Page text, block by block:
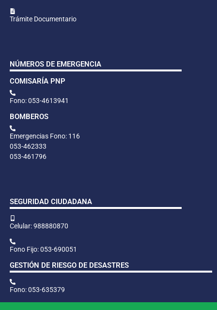
Trámite Documentario
NÚMEROS DE EMERGENCIA
COMISARÍA PNP
Fono: 053-4613941
BOMBEROS
Emergencias Fono: 116
053-462333
053-461796
SEGURIDAD CIUDADANA
Celular: 988880870
Fono Fijo: 053-690051
GESTIÓN DE RIESGO DE DESASTRES
Fono: 053-635379